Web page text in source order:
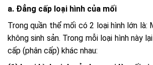
a. Đẳng cấp loại hình của mối
Trong quần thể mối có 2 loại hình lớn là:
không sinh sản. Trong mỗi loại hình này
cấp (phân cấp) khác nhau: